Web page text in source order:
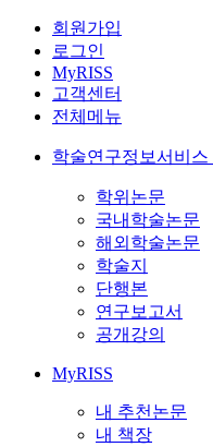
회원가입
로그인
MyRISS
고객센터
전체메뉴
학술연구정보서비스
학위논문
국내학술논문
해외학술논문
학술지
단행본
연구보고서
공개강의
MyRISS
내 추천논문
내 책장